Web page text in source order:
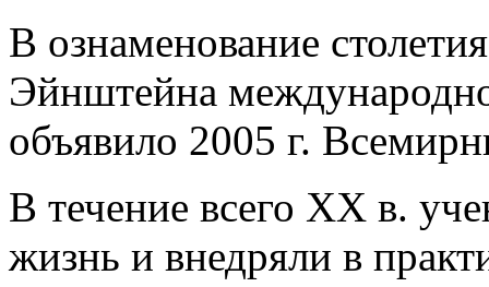
В ознаменование
Эйнштейна
объявило 2005 г.
В течение всего XX в.
жизнь и внедряли в